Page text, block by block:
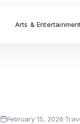
Arts &
February 15, 2026·